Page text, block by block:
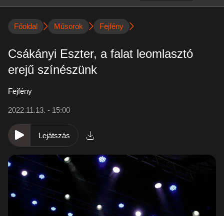
Főoldal Műsorok Fejfény
Csákányi Eszter, a falat leomlasztó
erejű színészünk
Fejfény
2022.11.13. - 15:00
Lejátszás